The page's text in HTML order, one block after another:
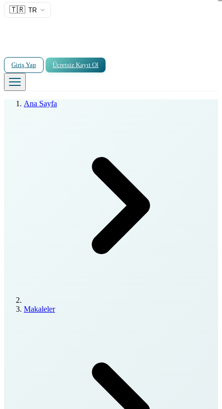
🇹🇷 TR
Giriş Yap Ücretsiz Kayıt Ol
Ana Sayfa
Makaleler